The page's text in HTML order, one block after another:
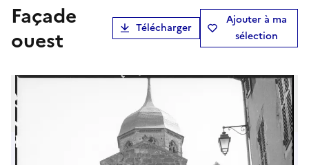
Façade
ouest
Télécharger
Ajouter à ma
sélection